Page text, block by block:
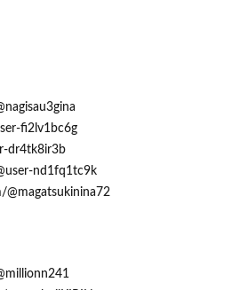
fi2lv1bc6g
dr4tk8ir3b
nd1fq1tc9k